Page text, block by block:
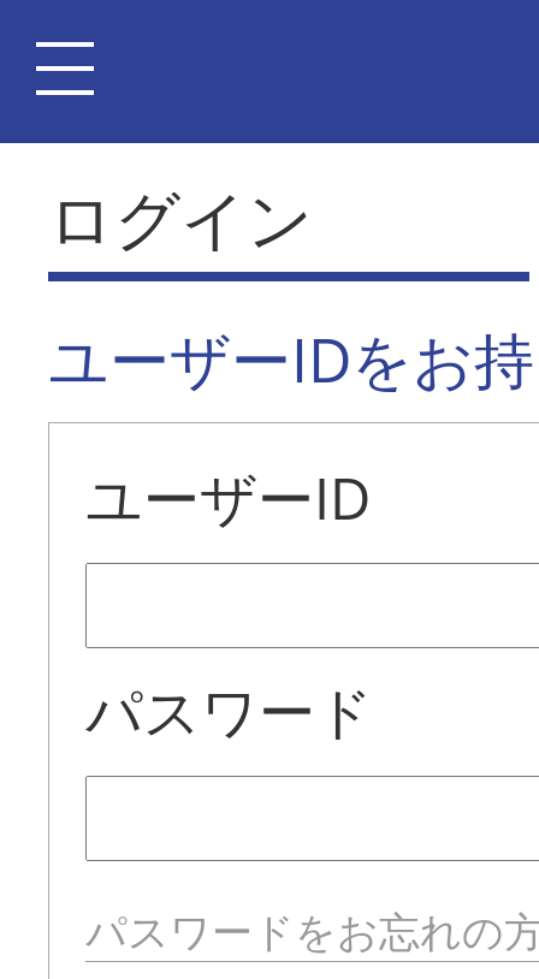
ログイン
ユーザーIDをお
ユーザーID
パスワード
パスワードをお忘れの